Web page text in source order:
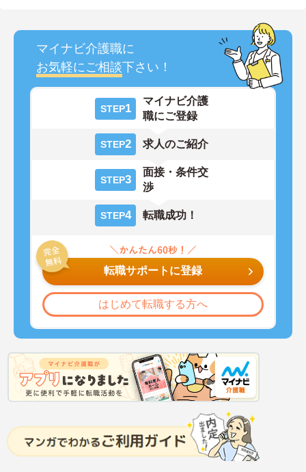
マイナビ介護職に
お気軽にご相談下さい！
STEP1
マイナビ介護
職にご登録
STEP2 求人のご紹介
STEP3
面接・条件交
渉
STEP4 転職成功！
転職サポートに登録
はじめて転職する方へ